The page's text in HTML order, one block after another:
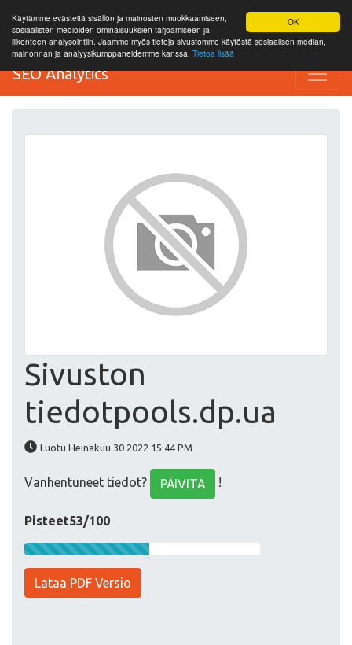
OK
Käytämme evästeitä sisällön ja mainosten muokkaamiseen,
sosiaalisten medioiden ominaisuuksien tarjoamiseen ja
liikenteen analysointiin. Jaamme myös tietoja sivustomme käytöstä sosiaalisen median,
mainonnan ja analyysikumppaneidemme kanssa. Tietoa lisää
SEO Analytics
Sivuston
tiedotpools.dp.ua
Luotu Heinäkuu 30 2022 15:44 PM
Vanhentuneet tiedot? PÄIVITÄ !
Pisteet53/100
Lataa PDF Versio